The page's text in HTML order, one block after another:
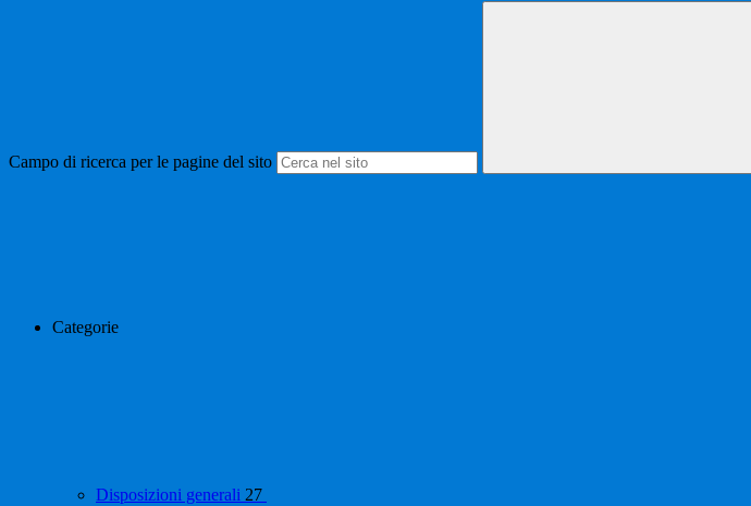
Campo di ricerca per le pagine del sito
Categorie
Disposizioni generali 27